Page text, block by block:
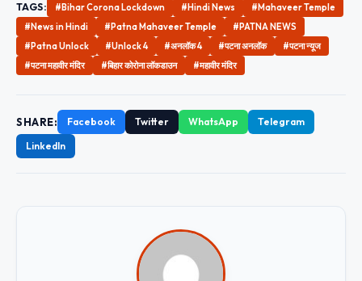
TAGS: #Bihar Corona Lockdown #Hindi News
#Mahaveer Temple
#News in Hindi
#Patna Mahaveer Temple
#PATNA NEWS
#Patna Unlock
#Unlock 4 #अनलॉक 4 #पटना अनलॉक
#पटना न्यूज
#पटना महावीर मंदिर
#बिहार कोरोना लॉकडाउन #महावीर मंदिर
SHARE: Facebook Twitter WhatsApp
Telegram
LinkedIn